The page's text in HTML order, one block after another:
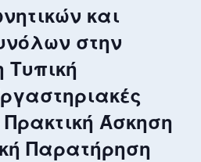
και
στην
Τυπική
Άσκηση
Παρατήρηση